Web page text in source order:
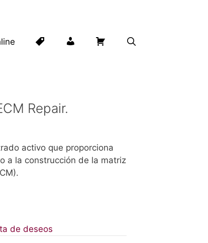
Carrito
Repair.
activo que proporciona
a la construcción de la matriz
de deseos